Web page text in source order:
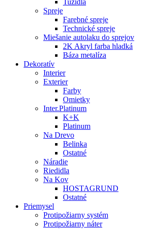
Tužidlá
Spreje
Farebné spreje
Technické spreje
Miešanie autolaku do sprejov
2K Akryl farba hladká
Báza metalíza
Dekoratív
Interier
Exterier
Farby
Omietky
Inter.Platinum
K+K
Platinum
Na Drevo
Belinka
Ostatné
Náradie
Riedidla
Na Kov
HOSTAGRUND
Ostatné
Priemysel
Protipožiarny systém
Protipožiarny náter